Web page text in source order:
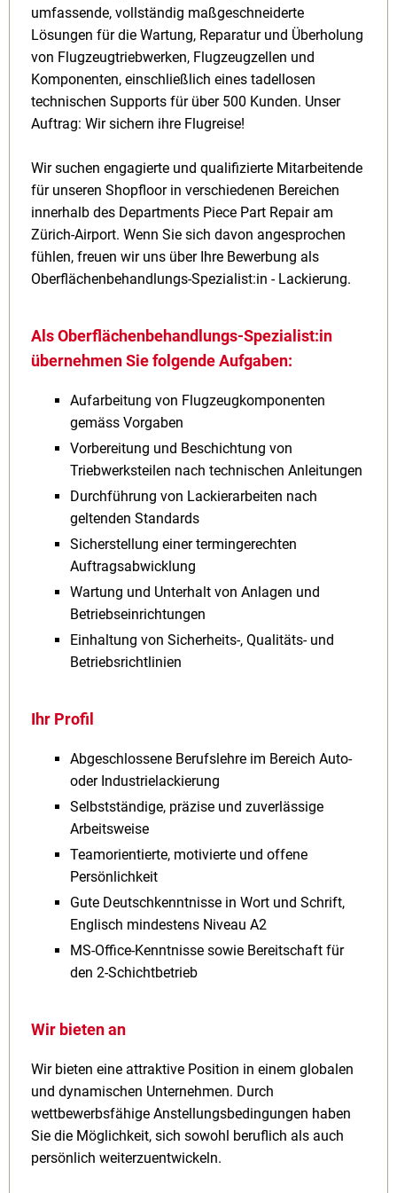
umfassende, vollständig maßgeschneiderte
Lösungen für die Wartung, Reparatur und Überholung
von Flugzeugtriebwerken, Flugzeugzellen und
Komponenten, einschließlich eines tadellosen
technischen Supports für über 500 Kunden. Unser
Auftrag: Wir sichern ihre Flugreise!
Wir suchen engagierte und qualifizierte Mitarbeitende
für unseren Shopfloor in verschiedenen Bereichen
innerhalb des Departments Piece Part Repair am
Zürich-Airport. Wenn Sie sich davon angesprochen
fühlen, freuen wir uns über Ihre Bewerbung als
Oberflächenbehandlungs-Spezialist:in - Lackierung.
Als Oberflächenbehandlungs-Spezialist:in
übernehmen Sie folgende Aufgaben:
Aufarbeitung von Flugzeugkomponenten
gemäss Vorgaben
Vorbereitung und Beschichtung von
Triebwerksteilen nach technischen Anleitungen
Durchführung von Lackierarbeiten nach
geltenden Standards
Sicherstellung einer termingerechten
Auftragsabwicklung
Wartung und Unterhalt von Anlagen und
Betriebseinrichtungen
Einhaltung von Sicherheits-, Qualitäts- und
Betriebsrichtlinien
Ihr Profil
Abgeschlossene Berufslehre im Bereich Auto-
oder Industrielackierung
Selbstständige, präzise und zuverlässige
Arbeitsweise
Teamorientierte, motivierte und offene
Persönlichkeit
Gute Deutschkenntnisse in Wort und Schrift,
Englisch mindestens Niveau A2
MS-Office-Kenntnisse sowie Bereitschaft für
den 2-Schichtbetrieb
Wir bieten an
Wir bieten eine attraktive Position in einem globalen
und dynamischen Unternehmen. Durch
wettbewerbsfähige Anstellungsbedingungen haben
Sie die Möglichkeit, sich sowohl beruflich als auch
persönlich weiterzuentwickeln.